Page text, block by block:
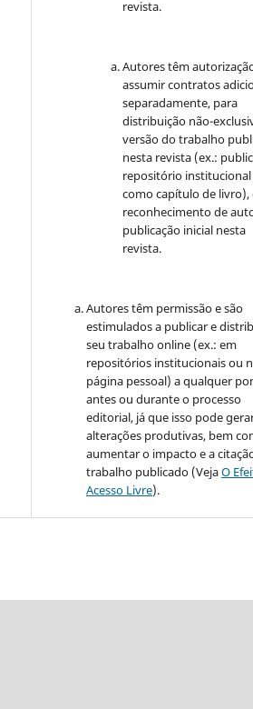
revista.
Autores têm
assumir contratos
separadamente, para
distribuição não-
versão do trabalho
nesta revista (ex.:
repositório institucional
como capítulo de livro),
reconhecimento de
publicação inicial nesta
revista.
Autores têm permissão e são
estimulados a publicar e
seu trabalho online (ex.: em
repositórios institucionais ou
página pessoal) a qualquer
antes ou durante o processo
editorial, já que isso pode
alterações produtivas, bem
aumentar o impacto e a
trabalho publicado (VejaO
Acesso Livre).